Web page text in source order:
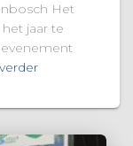
Het
jaar te
evenement